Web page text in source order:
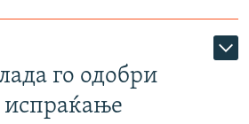
го одобри
испраќање